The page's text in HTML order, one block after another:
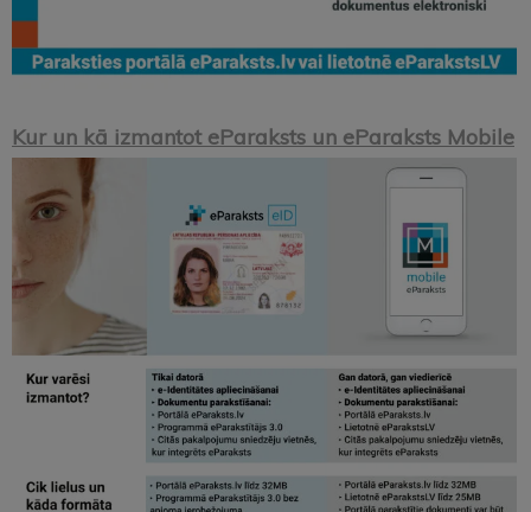
Kur un kā izmantot eParaksts un eParaksts Mobile